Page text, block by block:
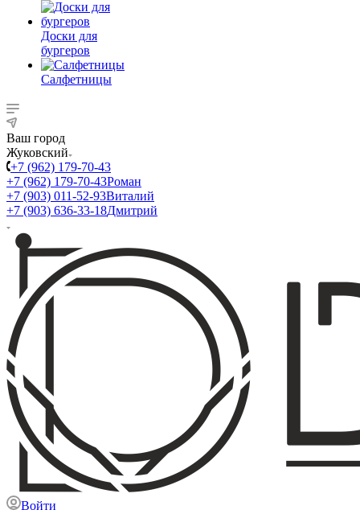
Доски для
бургеров
Салфетницы
Ваш город
Жуковский
+7 (962) 179-70-43
+7 (962) 179-70-43Роман
+7 (903) 011-52-93Виталий
+7 (903) 636-33-18Дмитрий
Войти